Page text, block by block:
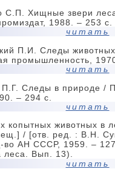
С.П. Хищные звери
1988. – 253 с.
читать
П.И. Следы
промышленность,
читать
Следы в природе /
– 294 с.
читать
копытных животных в
/ [отв. ред. : В.Н.
во АН СССР, 1959. –
леса. Вып. 13).
читать